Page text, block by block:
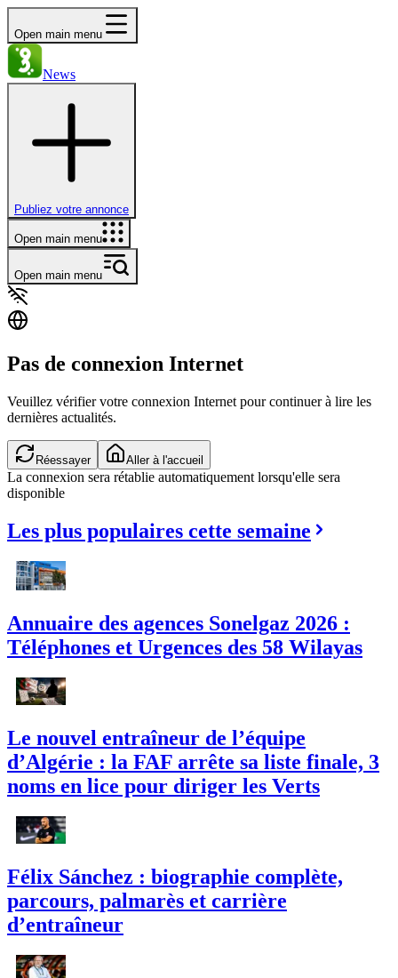
Open main menu
News
Publiez votre annonce
Open main menu
Open main menu
Pas de connexion Internet
Veuillez vérifier votre connexion Internet pour continuer à lire les
dernières actualités.
Réessayer Aller à l'accueil
La connexion sera rétablie automatiquement lorsqu'elle sera
disponible
Les plus populaires cette semaine
Annuaire des agences Sonelgaz 2026 :
Téléphones et Urgences des 58 Wilayas
Le nouvel entraîneur de l’équipe
d’Algérie : la FAF arrête sa liste finale, 3
noms en lice pour diriger les Verts
Félix Sánchez : biographie complète,
parcours, palmarès et carrière
d’entraîneur